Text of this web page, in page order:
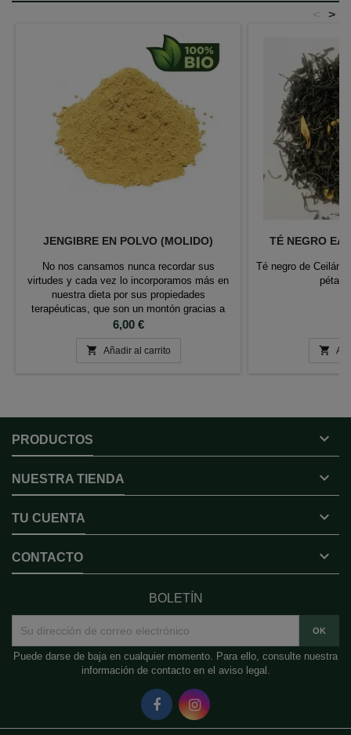
>
<
JENGIBRE EN POLVO (MOLIDO)
No nos cansamos nunca recordar sus
virtudes y cada vez lo incorporamos más en
nuestra dieta por sus propiedades
terapéuticas, que son un montón gracias a
su gran densidad en nutrientes beneficiosos
cocina occidental un apreciado y necesario
Precio
6,00 €
 Añadir al carrito
TÉ NEGRO
Té negro de Ceilán

PRODUCTOS 
NUESTRA TIENDA 
TU CUENTA 
CONTACTO 
BOLETÍN
Puede darse de baja en cualquier momento. Para ello, consulte nuestra
información de contacto en el aviso legal.